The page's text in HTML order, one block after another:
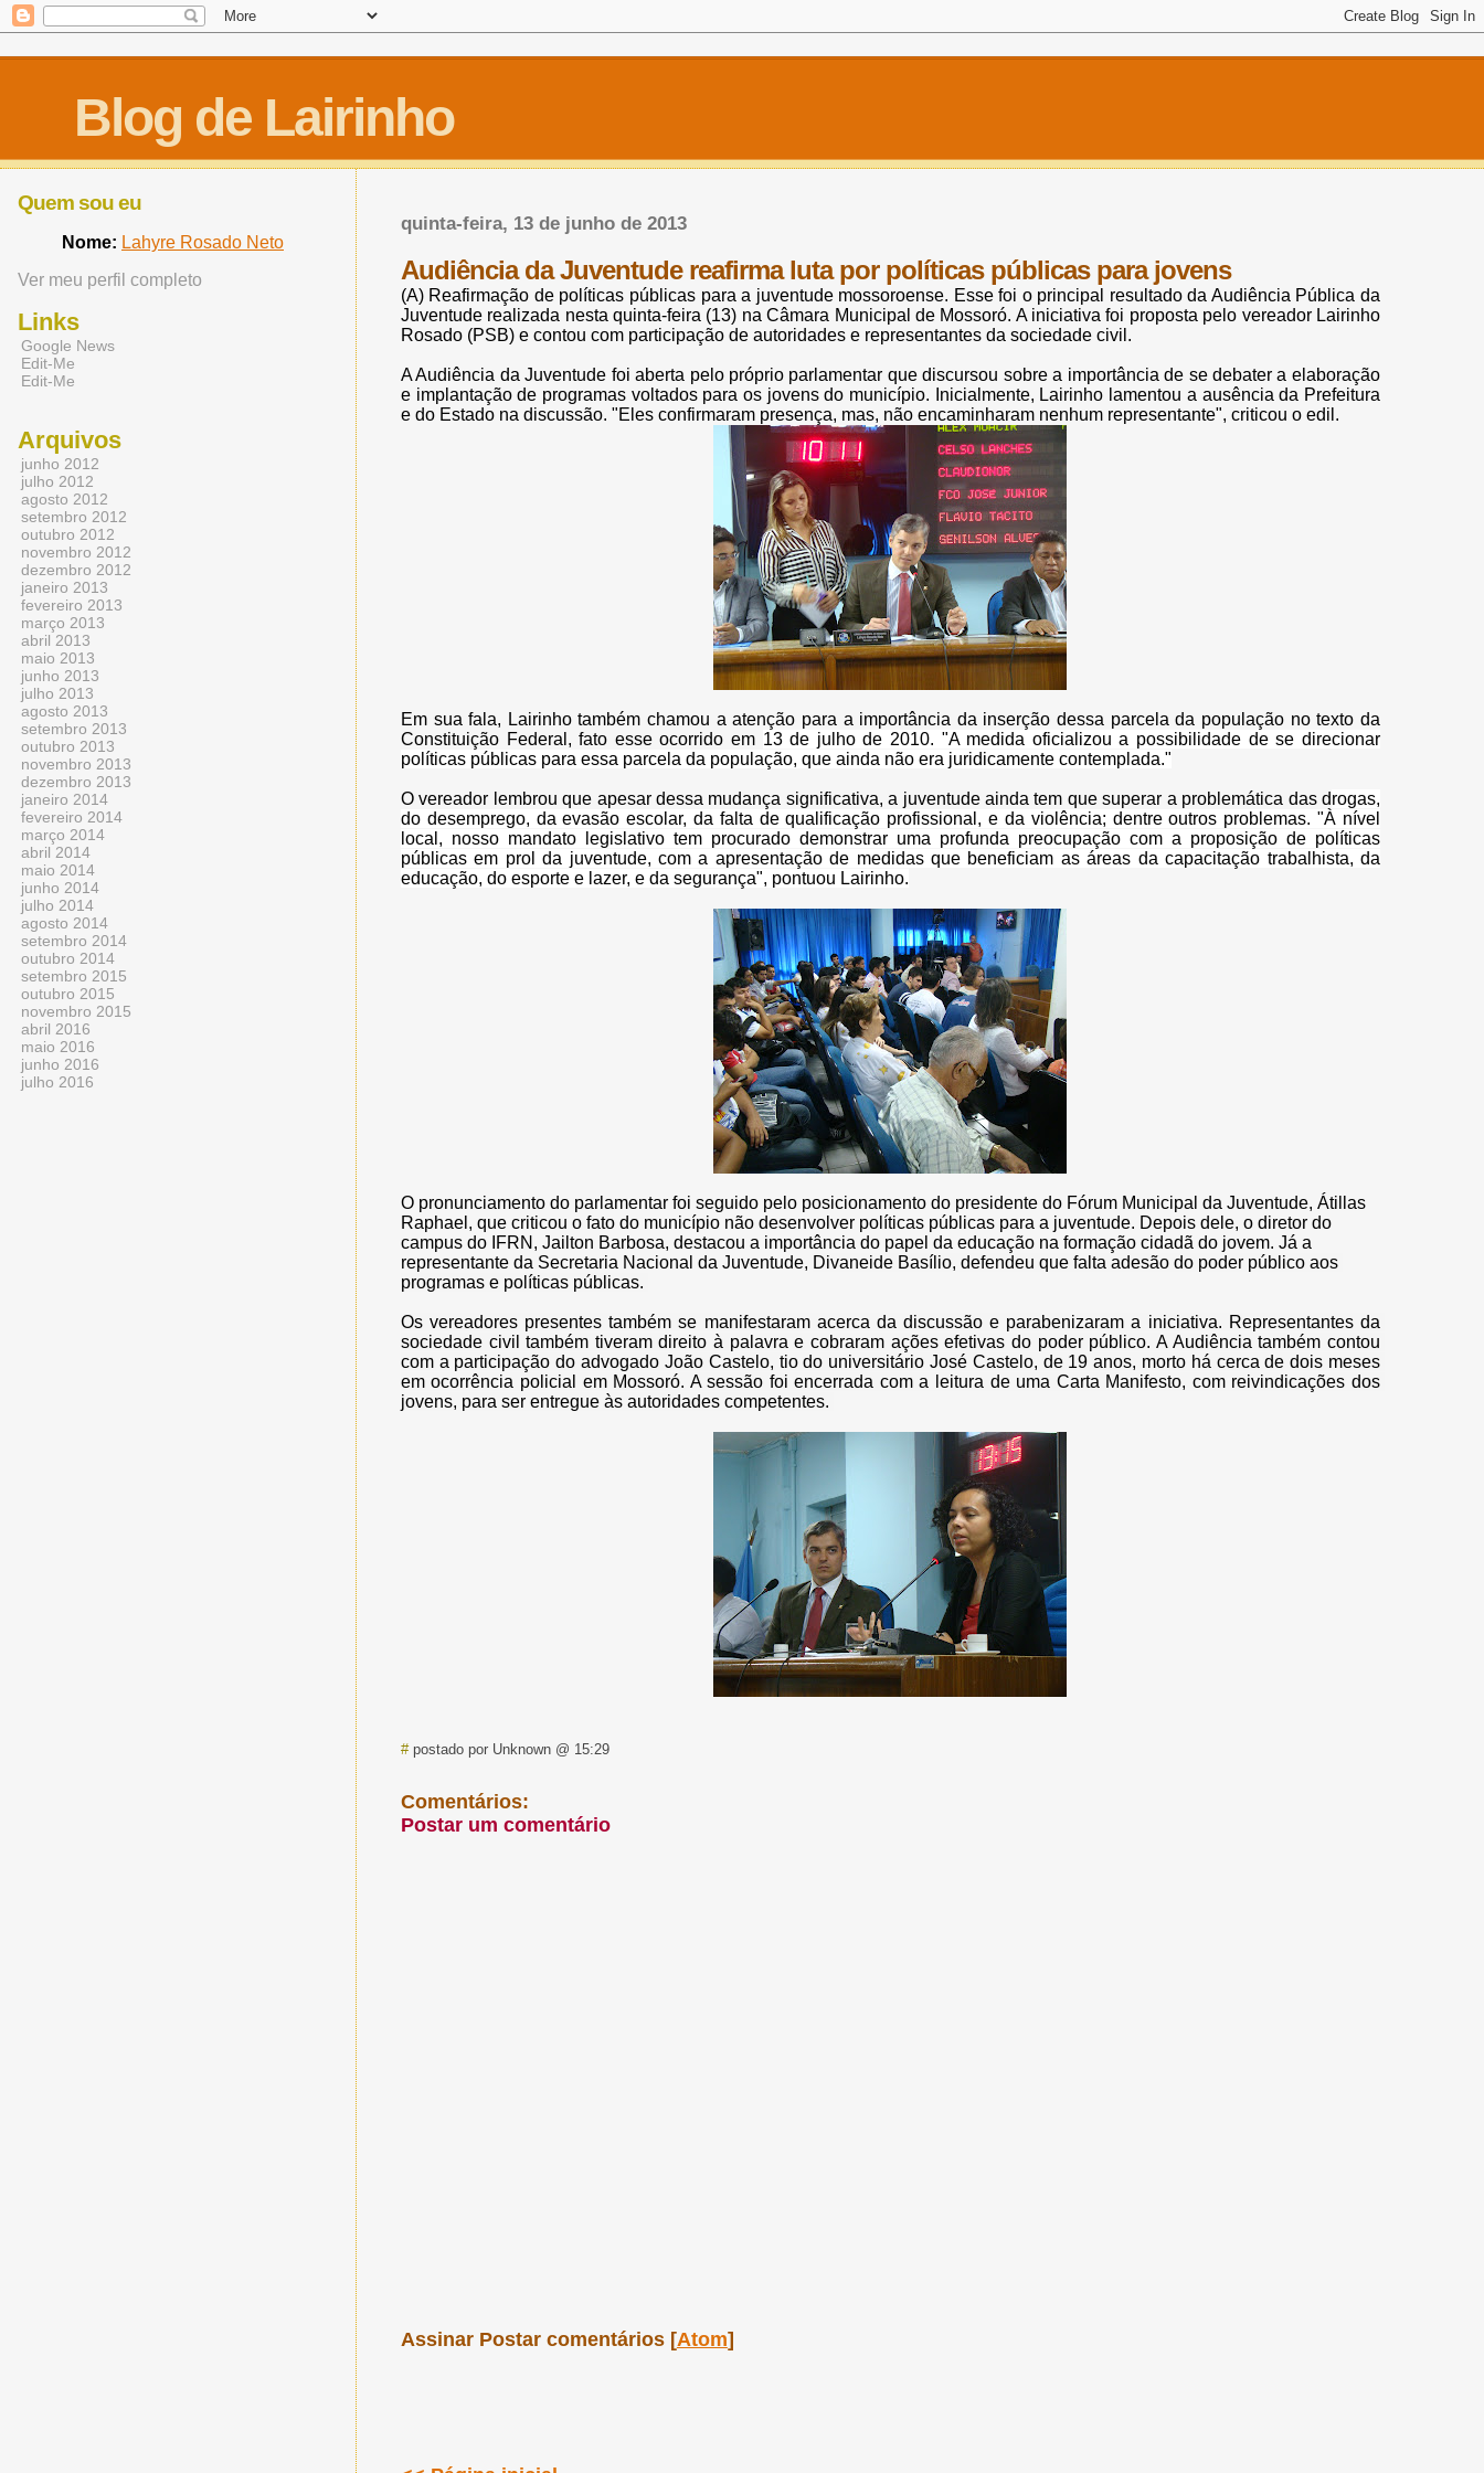
Blog de Lairinho
quinta-feira, 13 de junho de 2013
Audiência da Juventude reafirma luta por políticas públicas para jovens
(A) Reafirmação de políticas públicas para a juventude mossoroense. Esse foi o principal resultado da Audiência Pública da
Juventude realizada nesta quinta-feira (13) na Câmara Municipal de Mossoró. A iniciativa foi proposta pelo vereador Lairinho
Rosado (PSB) e contou com participação de autoridades e representantes da sociedade civil.
A Audiência da Juventude foi aberta pelo próprio parlamentar que discursou sobre a importância de se debater a elaboração
e implantação de programas voltados para os jovens do município. Inicialmente, Lairinho lamentou a ausência da Prefeitura
e do Estado na discussão. "Eles confirmaram presença, mas, não encaminharam nenhum representante", criticou o edil.
Em sua fala, Lairinho também chamou a atenção para a importância da inserção dessa parcela da população no texto da
Constituição Federal, fato esse ocorrido em 13 de julho de 2010. "A medida oficializou a possibilidade de se direcionar
políticas públicas para essa parcela da população, que ainda não era juridicamente contemplada."
O vereador lembrou que apesar dessa mudança significativa, a juventude ainda tem que superar a problemática das drogas,
do desemprego, da evasão escolar, da falta de qualificação profissional, e da violência; dentre outros problemas. "À nível
local, nosso mandato legislativo tem procurado demonstrar uma profunda preocupação com a proposição de políticas
públicas em prol da juventude, com a apresentação de medidas que beneficiam as áreas da capacitação trabalhista, da
educação, do esporte e lazer, e da segurança", pontuou Lairinho.
O pronunciamento do parlamentar foi seguido pelo posicionamento do presidente do Fórum Municipal da Juventude, Átillas
Raphael, que criticou o fato do município não desenvolver políticas públicas para a juventude. Depois dele, o diretor do
campus do IFRN, Jailton Barbosa, destacou a importância do papel da educação na formação cidadã do jovem. Já a
representante da Secretaria Nacional da Juventude, Divaneide Basílio, defendeu que falta adesão do poder público aos
programas e políticas públicas.
Os vereadores presentes também se manifestaram acerca da discussão e parabenizaram a iniciativa. Representantes da
sociedade civil também tiveram direito à palavra e cobraram ações efetivas do poder público. A Audiência também contou
com a participação do advogado João Castelo, tio do universitário José Castelo, de 19 anos, morto há cerca de dois meses
em ocorrência policial em Mossoró. A sessão foi encerrada com a leitura de uma Carta Manifesto, com reivindicações dos
jovens, para ser entregue às autoridades competentes.
#postado por Unknown @ 15:29
Comentários:
Postar um comentário
Assinar Postar comentários [Atom]
Quem sou eu
Nome: Lahyre Rosado Neto
Ver meu perfil completo
Links
Google News
Edit-Me
Edit-Me
Arquivos
junho 2012
julho 2012
agosto 2012
setembro 2012
outubro 2012
novembro 2012
dezembro 2012
janeiro 2013
fevereiro 2013
março 2013
abril 2013
maio 2013
junho 2013
julho 2013
agosto 2013
setembro 2013
outubro 2013
novembro 2013
dezembro 2013
janeiro 2014
fevereiro 2014
março 2014
abril 2014
maio 2014
junho 2014
julho 2014
agosto 2014
setembro 2014
outubro 2014
setembro 2015
outubro 2015
novembro 2015
abril 2016
maio 2016
junho 2016
julho 2016